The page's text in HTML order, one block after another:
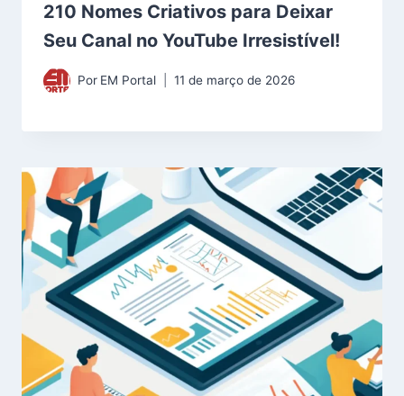
210 Nomes Criativos para Deixar
Seu Canal no YouTube Irresistível!
Por EM Portal 11 de março de 2026